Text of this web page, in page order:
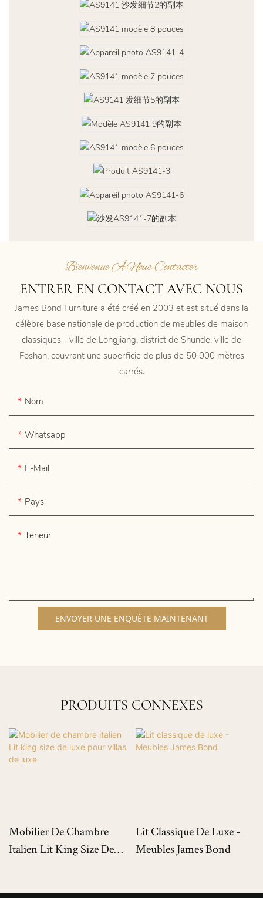
Bienvenue À Nous Contacter
ENTRER EN CONTACT AVEC NOUS
James Bond Furniture a été créé en 2003 et est situé dans la
célèbre base nationale de production de meubles de maison
classiques - ville de Longjiang, district de Shunde, ville de
Foshan, couvrant une superficie de plus de 50 000 mètres
carrés.
Nom
Whatsapp
E-Mail
Pays
Teneur
ENVOYER UNE ENQUÊTE MAINTENANT
PRODUITS CONNEXES
Mobilier De Chambre
Italien Lit King Size De
Lit Classique De Luxe -
Meubles James Bond